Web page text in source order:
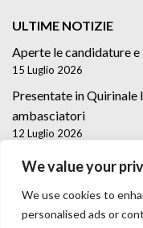
We value your
We use cookies to
personalised ads or
ULTIME NOTIZIE
Aperte le candidature
15 Luglio 2026
Presentate in
ambasciatori
12 Luglio 2026
Lettere credenziali di 5